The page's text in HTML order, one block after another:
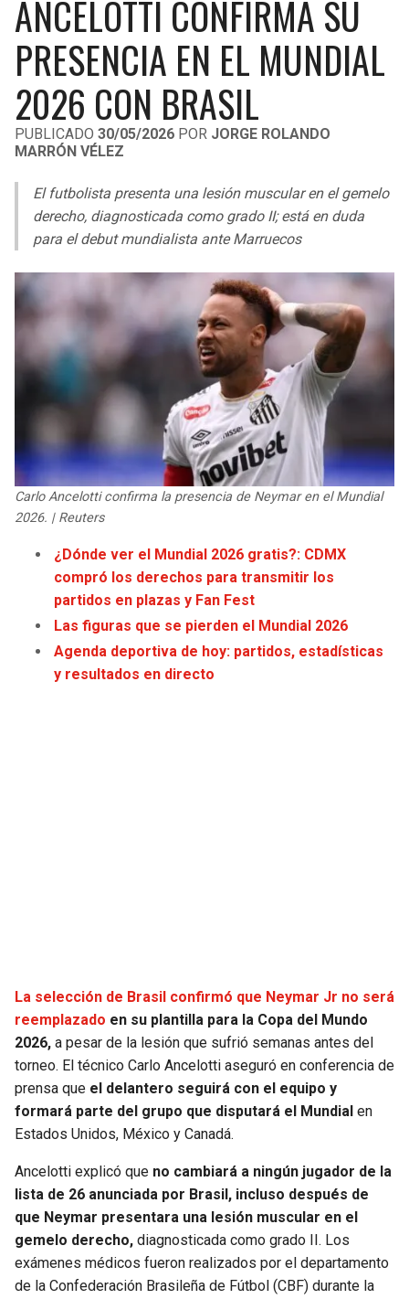
LIGA DE EXPANSIÓN MX
LEAGUES CUP
UEFA EUROPA LEAGUE
UEFA CONFERENCE LEAGUE
MLS
COPA LIBERTADORES
LIGA BETPLAY
RAIDERS
CHARGERS
RAVENS
BENGALS
BROWNS
COLTS
TITANS
COWBOYS
COMMANDERS
PACKERS
VIKINGS
FALCONS
PANTHERS
SAINTS
BUCCANEERS
CAVALIERS
PISTONS
PACERS
BUCKS
HAWKS
MAGIC
WARRIORS
CLIPPERS
KINGS
TIMBERWOLVES
THUNDER
TRAIL BLAZERS
JAZZ
ANCELOTTI CONFIRMA SU
PRESENCIA EN EL MUNDIAL
2026 CON BRASIL
PUBLICADO 30/05/2026 POR JORGE ROLANDO
MARRÓN VÉLEZ
El futbolista presenta una lesión muscular en el gemelo
derecho, diagnosticada como grado II; está en duda
para el debut mundialista ante Marruecos
Carlo Ancelotti confirma la presencia de Neymar en el Mundial
2026. | Reuters
¿Dónde ver el Mundial 2026 gratis?: CDMX
compró los derechos para transmitir los
partidos en plazas y Fan Fest
Las figuras que se pierden el Mundial 2026
Agenda deportiva de hoy: partidos, estadísticas
y resultados en directo
La selección de Brasil confirmó que Neymar Jr no será
reemplazado en su plantilla para la Copa del Mundo
2026, a pesar de la lesión que sufrió semanas antes del
torneo. El técnico Carlo Ancelotti aseguró en conferencia de
prensa que el delantero seguirá con el equipo y
formará parte del grupo que disputará el Mundial en
Estados Unidos, México y Canadá.
Ancelotti explicó que no cambiará a ningún jugador de la
lista de 26 anunciada por Brasil, incluso después de
que Neymar presentara una lesión muscular en el
gemelo derecho, diagnosticada como grado II. Los
exámenes médicos fueron realizados por el departamento
de la Confederación Brasileña de Fútbol (CBF) durante la